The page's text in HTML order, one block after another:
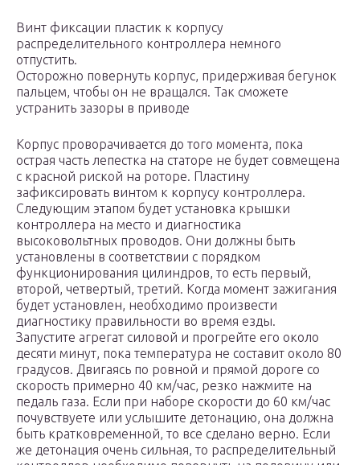
Винт фиксации пластик к корпусу
распределительного контроллера немного
отпустить.
Осторожно повернуть корпус, придерживая бегунок
пальцем, чтобы он не вращался. Так сможете
устранить зазоры в приводе
Корпус проворачивается до того момента, пока
острая часть лепестка на статоре не будет совмещена
с красной риской на роторе. Пластину
зафиксировать винтом к корпусу контроллера.
Следующим этапом будет установка крышки
контроллера на место и диагностика
высоковольтных проводов. Они должны быть
установлены в соответствии с порядком
функционирования цилиндров, то есть первый,
второй, четвертый, третий. Когда момент зажигания
будет установлен, необходимо произвести
диагностику правильности во время езды.
Запустите агрегат силовой и прогрейте его около
десяти минут, пока температура не составит около 80
градусов. Двигаясь по ровной и прямой дороге со
скорость примерно 40 км/час, резко нажмите на
педаль газа. Если при наборе скорости до 60 км/час
почувствуете или услышите детонацию, она должна
быть кратковременной, то все сделано верно. Если
же детонация очень сильная, то распределительный